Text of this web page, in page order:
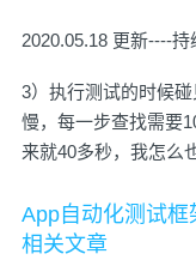
2020.05.18 更新----持
3）执行测试的时候
慢，每一步查找需要
来就40多秒，我怎么
App自动化测试
相关文章